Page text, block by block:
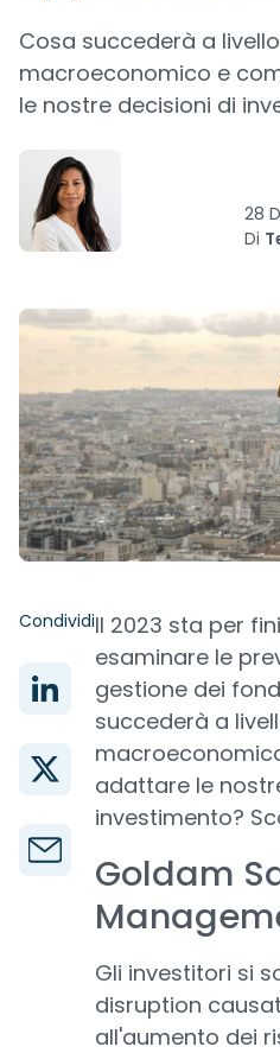
Cosa succederà a
macroeconomico e
le nostre decisioni di
28
Di
CondividiIl 2023 sta per
esaminare le
gestione dei
succederà a
adattare le
investimento?
Goldam
Gli investitori si
disruption
all'aumento dei